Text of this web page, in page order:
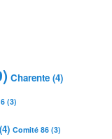
Charente (4)
(3)
(4) Comité 86 (3)